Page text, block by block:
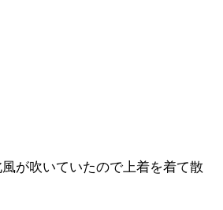
が吹いていたので上着を着て散